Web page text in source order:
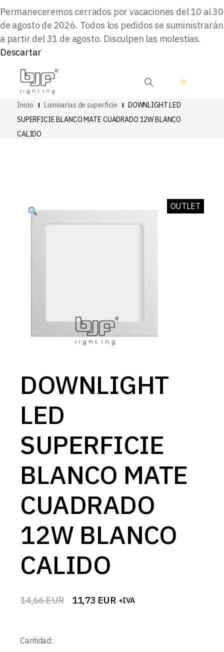
Permaneceremos cerrados por vacaciones del 10 al 30
de agosto de 2026. Todos los pedidos se suministrarán
a partir del 31 de agosto. Disculpen las molestias.
Descartar
Inicio Luminarias de superficie
DOWNLIGHT LED
SUPERFICIE BLANCO MATE CUADRADO 12W BLANCO
CALIDO
OUTLET
DOWNLIGHT
LED
SUPERFICIE
BLANCO MATE
CUADRADO
12W BLANCO
CALIDO
14,66EUR
El
14,66 EUR.
11,73 EUR
El
11,73 EUR.
+IVA
Cantidad: